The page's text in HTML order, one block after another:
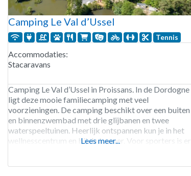
Camping Le Val d’Ussel
Tennis
Accommodaties:
Stacaravans
Camping Le Val d’Ussel in Proissans. In de Dordogne
ligt deze mooie familiecamping met veel
voorzieningen. De camping beschikt over een buiten
en binnenzwembad met drie glijbanen en twee
waterspeeltuinen. Heerlijk ontspannen kun je in het
wellnesscentrum en bij de kapper. Voor sporters is er
Lees meer...